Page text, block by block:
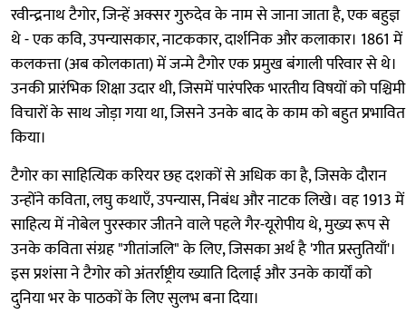
रवीन्द्रनाथ टैगोर, जिन्हें अक्सर गुरुदेव के नाम से जाना जाता है, एक बहुज्ञ
थे - एक कवि, उपन्यासकार, नाटककार, दार्शनिक और कलाकार। 1861 में
कलकत्ता (अब कोलकाता) में जन्मे टैगोर एक प्रमुख बंगाली परिवार से थे।
उनकी प्रारंभिक शिक्षा उदार थी, जिसमें पारंपरिक भारतीय विषयों को पश्चिमी
विचारों के साथ जोड़ा गया था, जिसने उनके बाद के काम को बहुत प्रभावित
किया।
टैगोर का साहित्यिक करियर छह दशकों से अधिक का है, जिसके दौरान
उन्होंने कविता, लघु कथाएँ, उपन्यास, निबंध और नाटक लिखे। वह 1913 में
साहित्य में नोबेल पुरस्कार जीतने वाले पहले गैर-यूरोपीय थे, मुख्य रूप से
उनके कविता संग्रह "गीतांजलि" के लिए, जिसका अर्थ है 'गीत प्रस्तुतियाँ'।
इस प्रशंसा ने टैगोर को अंतर्राष्ट्रीय ख्याति दिलाई और उनके कार्यों को
दुनिया भर के पाठकों के लिए सुलभ बना दिया।